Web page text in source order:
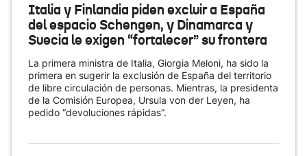
Italia y Finlandia piden excluir a España
del espacio Schengen, y Dinamarca y
Suecia le exigen “fortalecer” su frontera
La primera ministra de Italia, Giorgia Meloni, ha sido la
primera en sugerir la exclusión de España del territorio
de libre circulación de personas. Mientras, la presidenta
de la Comisión Europea, Ursula von der Leyen, ha
pedido “devoluciones rápidas”.